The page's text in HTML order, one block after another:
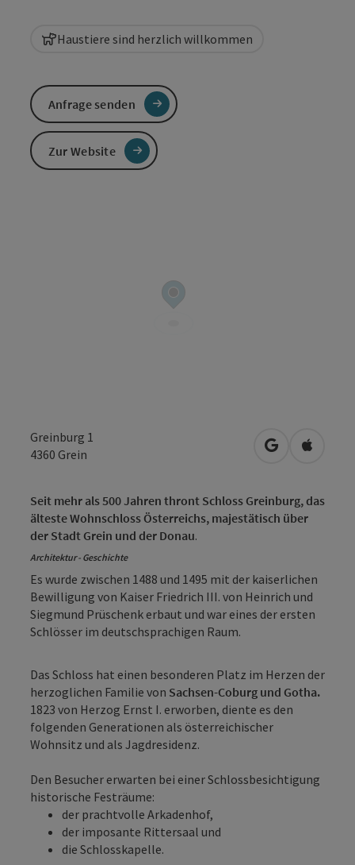
Haustiere sind herzlich willkommen
Greinburg 1
4360 Grein in Google
in
Seit mehr als 500 Jahren thront Schloss Greinburg, das
älteste Wohnschloss Österreichs, majestätisch über
der Stadt Grein und der Donau.
Architektur - Geschichte
Es wurde zwischen 1488 und 1495 mit der kaiserlichen
Bewilligung von Kaiser Friedrich III. von Heinrich und
Siegmund Prüschenk erbaut und war eines der ersten
Schlösser im deutschsprachigen Raum.
Das Schloss hat einen besonderen Platz im Herzen der
herzoglichen Familie von Sachsen-Coburg und Gotha.
1823 von Herzog Ernst I. erworben, diente es den
folgenden Generationen als österreichischer
Wohnsitz und als Jagdresidenz.
Den Besucher erwarten bei einer Schlossbesichtigung
historische Festräume:
der prachtvolle Arkadenhof,
der imposante Rittersaal und
die Schlosskapelle.
Anfrage senden
Zur Website